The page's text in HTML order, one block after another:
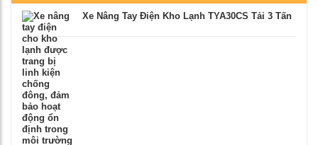
Xe Nâng Tay Điện Kho Lạnh TYA30CS Tải 3 Tấn